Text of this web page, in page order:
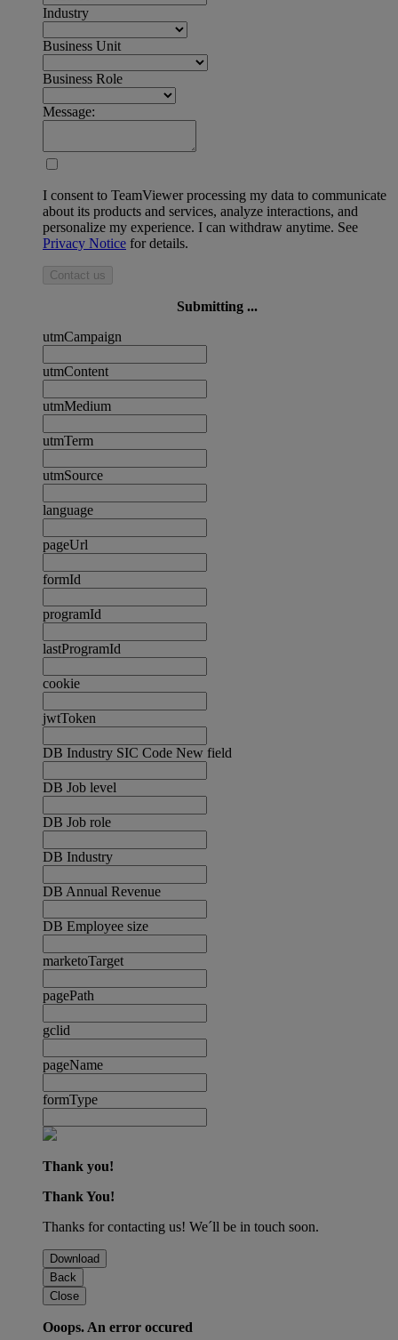
Industry
Business Unit
Business Role
Message:
I consent to TeamViewer processing my data to communicate
about its products and services, analyze interactions, and
personalize my experience. I can withdraw anytime. See
Privacy Notice for details.
Contact us
Submitting ...
utmCampaign
utmContent
utmMedium
utmTerm
utmSource
language
pageUrl
formId
programId
lastProgramId
cookie
jwtToken
DB Industry SIC Code New field
DB Job level
DB Job role
DB Industry
DB Annual Revenue
DB Employee size
marketoTarget
pagePath
gclid
pageName
formType
Thank you!
Thank You!
Thanks for contacting us! We´ll be in touch soon.
Download
Back
Close
Ooops. An error occured